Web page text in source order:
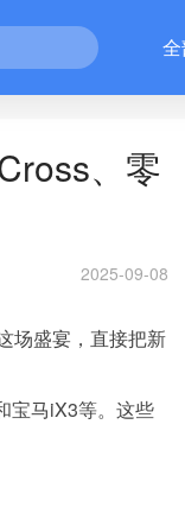
、零
2025-09-08
场盛宴，直接把新
宝马iX3等。这些